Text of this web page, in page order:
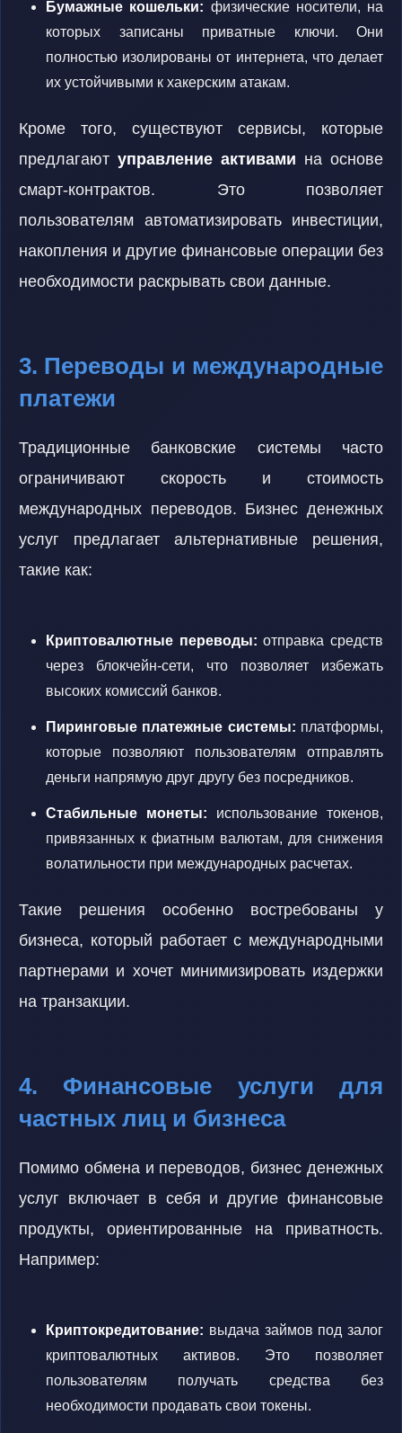
Бумажные кошельки: физические носители, на
которых записаны приватные ключи. Они
полностью изолированы от интернета, что делает
их устойчивыми к хакерским атакам.
Кроме того, существуют сервисы, которые
предлагают управление активами на основе
смарт-контрактов. Это позволяет
пользователям автоматизировать инвестиции,
накопления и другие финансовые операции без
необходимости раскрывать свои данные.
3. Переводы и международные
платежи
Традиционные банковские системы часто
ограничивают скорость и стоимость
международных переводов. Бизнес денежных
услуг предлагает альтернативные решения,
такие как:
Криптовалютные переводы: отправка средств
через блокчейн-сети, что позволяет избежать
высоких комиссий банков.
Пиринговые платежные системы: платформы,
которые позволяют пользователям отправлять
деньги напрямую друг другу без посредников.
Стабильные монеты: использование токенов,
привязанных к фиатным валютам, для снижения
волатильности при международных расчетах.
Такие решения особенно востребованы у
бизнеса, который работает с международными
партнерами и хочет минимизировать издержки
на транзакции.
4. Финансовые услуги для
частных лиц и бизнеса
Помимо обмена и переводов, бизнес денежных
услуг включает в себя и другие финансовые
продукты, ориентированные на приватность.
Например:
Криптокредитование: выдача займов под залог
криптовалютных активов. Это позволяет
пользователям получать средства без
необходимости продавать свои токены.